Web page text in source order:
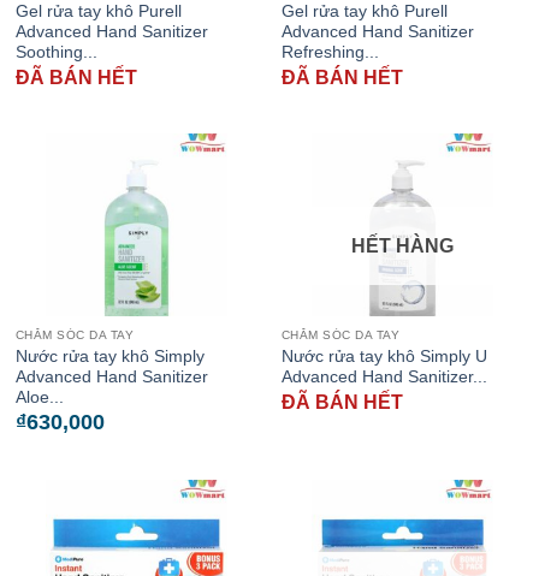
Gel rửa tay khô Purell
Advanced Hand Sanitizer
Soothing...
ĐÃ BÁN HẾT
Gel rửa tay khô Purell
Advanced Hand Sanitizer
Refreshing...
ĐÃ BÁN HẾT
CHĂM SÓC DA TAY
Nước rửa tay khô Simply
Advanced Hand Sanitizer
Aloe...
₫630,000
HẾT HÀNG
CHĂM SÓC DA TAY
Nước rửa tay khô Simply U
Advanced Hand Sanitizer...
ĐÃ BÁN HẾT